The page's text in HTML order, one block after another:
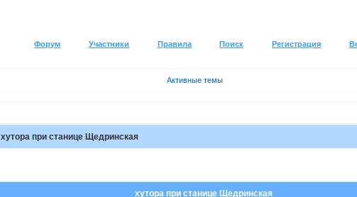
Форум Участники Правила Поиск Регистрация
Активные темы
хутора при станице Щедринская
хутора при станице Щедринская